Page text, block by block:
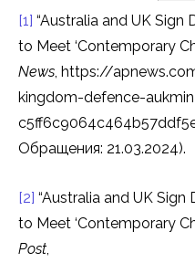
[1] “Australia and UK Sign
to Meet ‘Contemporary
News, https://
kingdom-defence-
Обращения: 21.03.2024).
[2] “Australia and UK
to Meet ‘Contemporary
Post,